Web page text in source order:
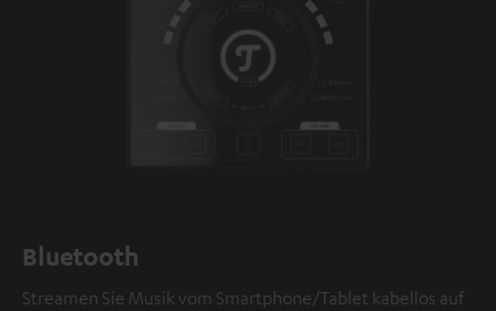
Bluetooth
Streamen Sie Musik vom Smartphone/Tablet kabellos auf